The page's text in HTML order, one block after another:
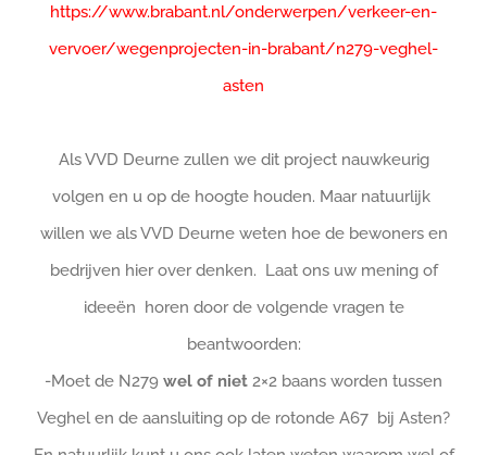
https://www.brabant.nl/onderwerpen/verkeer-en-
vervoer/wegenprojecten-in-brabant/n279-veghel-
asten
Als VVD Deurne zullen we dit project nauwkeurig
volgen en u op de hoogte houden. Maar natuurlijk
willen we als VVD Deurne weten hoe de bewoners en
bedrijven hier over denken. Laat ons uw mening of
ideeën horen door de volgende vragen te
beantwoorden:
-Moet de N279 wel of niet 2×2 baans worden tussen
Veghel en de aansluiting op de rotonde A67 bij Asten?